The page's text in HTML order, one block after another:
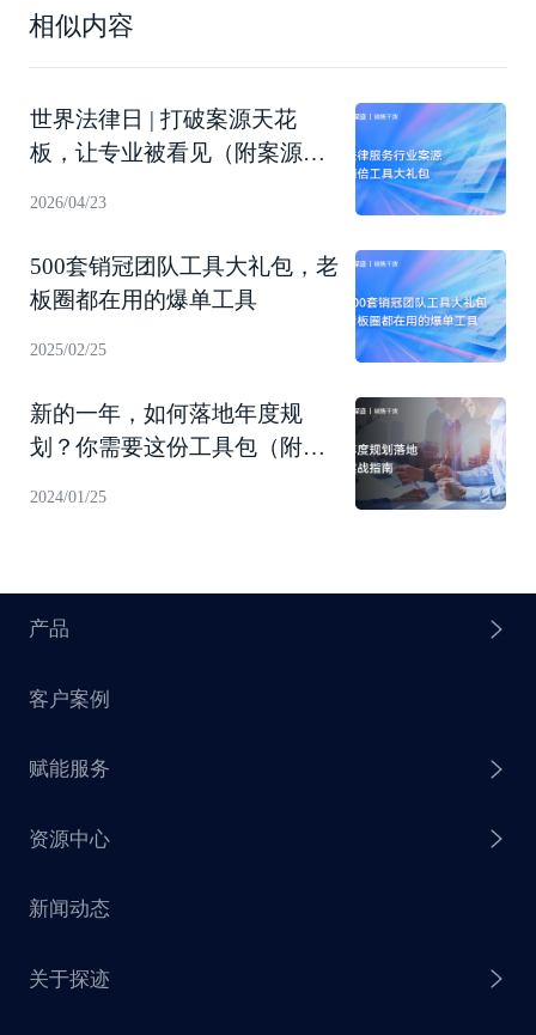
相似内容
世界法律日 | 打破案源天花
板，让专业被看见（附案源翻
2026/04/23
500套销冠团队工具大礼包，老
板圈都在用的爆单工具
2025/02/25
新的一年，如何落地年度规
划？你需要这份工具包（附下
2024/01/25
产品
探迹 AI Agent
探迹 AI 拓客
探迹 AI 集客
探迹 AI 触达
探迹 AI CRM
客户案例
赋能服务
芒种行动
赋能计划
资源中心
销售干货
探迹大数据研究院
新闻动态
关于探迹